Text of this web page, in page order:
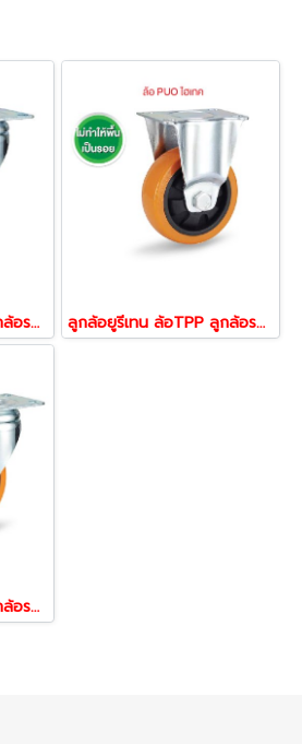
ลูกล้อยูรีเทน ล้อTPP ลูกล้อรถเข็น รับน้ำหนัก 80-150kg ไฮเทค แป้นหมุน SERIES Value B ลูกล้อยูรีเทน ล้อTPP ลูกล้อรถเข็น รับน้ำหนัก 80-150kg ไฮเทค แป้นตาย SERIES Value B
ลูกล้อยูรีเทน ล้อTPP ลูกล้อรถเข็น รับน้ำหนัก 80-150kg ไฮเทค แป้นเบรก SERIES Value B